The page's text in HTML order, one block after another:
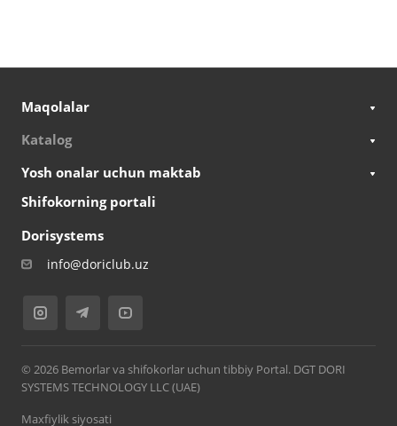
Maqolalar
Katalog
Yosh onalar uchun maktab
Shifokorning portali
Dorisystems
info@doriclub.uz
© 2026 Bemorlar va shifokorlar uchun tibbiy Portal. DGT DORI
SYSTEMS TECHNOLOGY LLC (UAE)
Maxfiylik siyosati